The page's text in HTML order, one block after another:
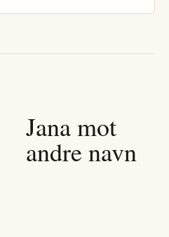
Janamot
andre navn